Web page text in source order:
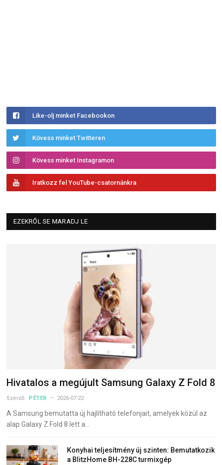
Like-olj minket Facebookon
Kövess minket Twitteren
Kövess minket Instagramon
Iratkozz fel YouTube-csatornánkra
EZEKRŐL SE MARADJ LE
Hivatalos a megújult Samsung Galaxy Z Fold 8
Szerző: PÉTER 2026-07-22
A Samsung bemutatta új hajlítható telefonjait, amelyek közül az
alap Galaxy Z Fold 8 lett a…
Konyhai teljesítmény új szinten: Bemutatkozik
a BlitzHome BH-228C turmixgép